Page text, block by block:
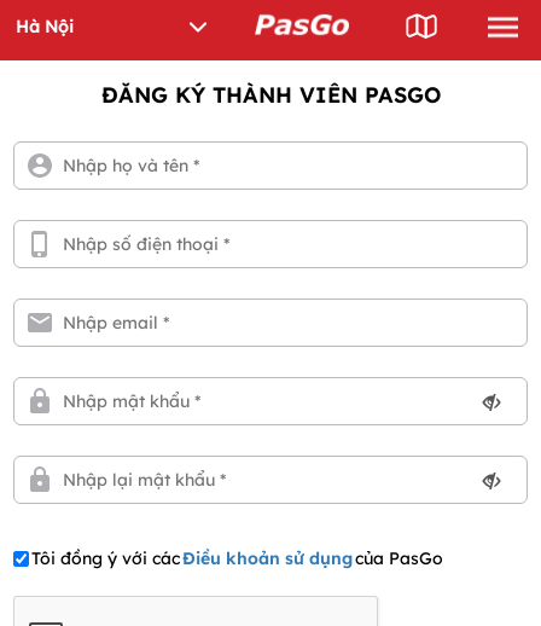
ĐĂNG KÝ THÀNH VIÊN PASGO
Tôi đồng ý với cácĐiều khoản sử dụngcủa PasGo